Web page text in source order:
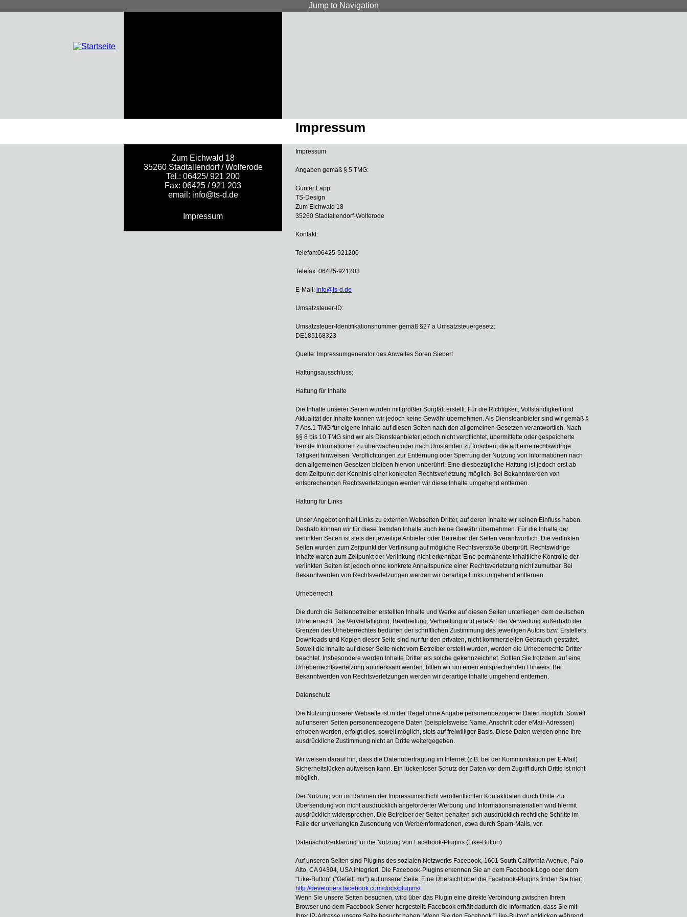
Jump to Navigation
Impressum
Impressum
Angaben gemäß § 5 TMG:
Günter Lapp
TS-Design
Zum Eichwald 18
35260 Stadtallendorf-Wolferode
Kontakt:
Telefon:06425-921200
Telefax: 06425-921203
E-Mail: info@ts-d.de
Umsatzsteuer-ID:
Umsatzsteuer-Identifikationsnummer gemäß §27 a Umsatzsteuergesetz:
DE185168323
Quelle: Impressumgenerator des Anwaltes Sören Siebert
Haftungsausschluss:
Haftung für Inhalte
Die Inhalte unserer Seiten wurden mit größter Sorgfalt erstellt. Für die Richtigkeit, Vollständigkeit und
Aktualität der Inhalte können wir jedoch keine Gewähr übernehmen. Als Diensteanbieter sind wir gemäß §
7 Abs.1 TMG für eigene Inhalte auf diesen Seiten nach den allgemeinen Gesetzen verantwortlich. Nach
§§ 8 bis 10 TMG sind wir als Diensteanbieter jedoch nicht verpflichtet, übermittelte oder gespeicherte
fremde Informationen zu überwachen oder nach Umständen zu forschen, die auf eine rechtswidrige
Tätigkeit hinweisen. Verpflichtungen zur Entfernung oder Sperrung der Nutzung von Informationen nach
den allgemeinen Gesetzen bleiben hiervon unberührt. Eine diesbezügliche Haftung ist jedoch erst ab
dem Zeitpunkt der Kenntnis einer konkreten Rechtsverletzung möglich. Bei Bekanntwerden von
entsprechenden Rechtsverletzungen werden wir diese Inhalte umgehend entfernen.
Haftung für Links
Unser Angebot enthält Links zu externen Webseiten Dritter, auf deren Inhalte wir keinen Einfluss haben.
Deshalb können wir für diese fremden Inhalte auch keine Gewähr übernehmen. Für die Inhalte der
verlinkten Seiten ist stets der jeweilige Anbieter oder Betreiber der Seiten verantwortlich. Die verlinkten
Seiten wurden zum Zeitpunkt der Verlinkung auf mögliche Rechtsverstöße überprüft. Rechtswidrige
Inhalte waren zum Zeitpunkt der Verlinkung nicht erkennbar. Eine permanente inhaltliche Kontrolle der
verlinkten Seiten ist jedoch ohne konkrete Anhaltspunkte einer Rechtsverletzung nicht zumutbar. Bei
Bekanntwerden von Rechtsverletzungen werden wir derartige Links umgehend entfernen.
Urheberrecht
Die durch die Seitenbetreiber erstellten Inhalte und Werke auf diesen Seiten unterliegen dem deutschen
Urheberrecht. Die Vervielfältigung, Bearbeitung, Verbreitung und jede Art der Verwertung außerhalb der
Grenzen des Urheberrechtes bedürfen der schriftlichen Zustimmung des jeweiligen Autors bzw. Erstellers.
Downloads und Kopien dieser Seite sind nur für den privaten, nicht kommerziellen Gebrauch gestattet.
Soweit die Inhalte auf dieser Seite nicht vom Betreiber erstellt wurden, werden die Urheberrechte Dritter
beachtet. Insbesondere werden Inhalte Dritter als solche gekennzeichnet. Sollten Sie trotzdem auf eine
Urheberrechtsverletzung aufmerksam werden, bitten wir um einen entsprechenden Hinweis. Bei
Bekanntwerden von Rechtsverletzungen werden wir derartige Inhalte umgehend entfernen.
Datenschutz
Die Nutzung unserer Webseite ist in der Regel ohne Angabe personenbezogener Daten möglich. Soweit
auf unseren Seiten personenbezogene Daten (beispielsweise Name, Anschrift oder eMail-Adressen)
erhoben werden, erfolgt dies, soweit möglich, stets auf freiwilliger Basis. Diese Daten werden ohne Ihre
ausdrückliche Zustimmung nicht an Dritte weitergegeben.
Wir weisen darauf hin, dass die Datenübertragung im Internet (z.B. bei der Kommunikation per E-Mail)
Sicherheitslücken aufweisen kann. Ein lückenloser Schutz der Daten vor dem Zugriff durch Dritte ist nicht
möglich.
Der Nutzung von im Rahmen der Impressumspflicht veröffentlichten Kontaktdaten durch Dritte zur
Übersendung von nicht ausdrücklich angeforderter Werbung und Informationsmaterialien wird hiermit
ausdrücklich widersprochen. Die Betreiber der Seiten behalten sich ausdrücklich rechtliche Schritte im
Falle der unverlangten Zusendung von Werbeinformationen, etwa durch Spam-Mails, vor.
Datenschutzerklärung für die Nutzung von Facebook-Plugins (Like-Button)
Auf unseren Seiten sind Plugins des sozialen Netzwerks Facebook, 1601 South California Avenue, Palo
Alto, CA 94304, USA integriert. Die Facebook-Plugins erkennen Sie an dem Facebook-Logo oder dem
"Like-Button" ("Gefällt mir") auf unserer Seite. Eine Übersicht über die Facebook-Plugins finden Sie hier:
http://developers.facebook.com/docs/plugins/.
Wenn Sie unsere Seiten besuchen, wird über das Plugin eine direkte Verbindung zwischen Ihrem
Browser und dem Facebook-Server hergestellt. Facebook erhält dadurch die Information, dass Sie mit
Zum Eichwald 18
35260 Stadtallendorf / Wolferode
Tel.: 06425/ 921 200
Fax: 06425 / 921 203
email: info@ts-d.de
Impressum